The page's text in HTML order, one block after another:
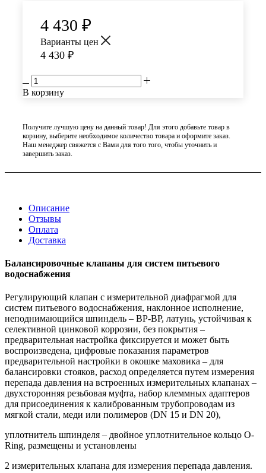
4 430 ₽
Варианты цен
4 430 ₽
В корзину
Получите лучшую цену на данный товар! Для этого добавьте товар в
корзину, выберите необходимое количество товара и оформите заказ.
Наш менеджер свяжется с Вами для того того, чтобы уточнить и
завершить заказ.
Описание
Отзывы
Оплата
Доставка
Балансировочные клапаны для систем питьевого
водоснабжения
Регулирующий клапан с измерительной диафрагмой для
систем питьевого водоснабжения, наклонное исполнение,
неподнимающийся шпиндель – ВР-ВР, латунь, устойчивая к
селективной цинковой коррозии, без покрытия –
предварительная настройка фиксируется и может быть
воспроизведена, цифровые показания параметров
предварительной настройки в окошке маховика – для
балансировки стояков, расход определяется путем измерения
перепада давления на встроенных измерительных клапанах –
двухсторонняя резьбовая муфта, набор клеммных адаптеров
для присоединения к калиброванным трубопроводам из
мягкой стали, меди или полимеров (DN 15 и DN 20),
уплотнитель шпинделя – двойное уплотнительное кольцо O-
Ring, размещены и установлены
2 измерительных клапана для измерения перепада давления.